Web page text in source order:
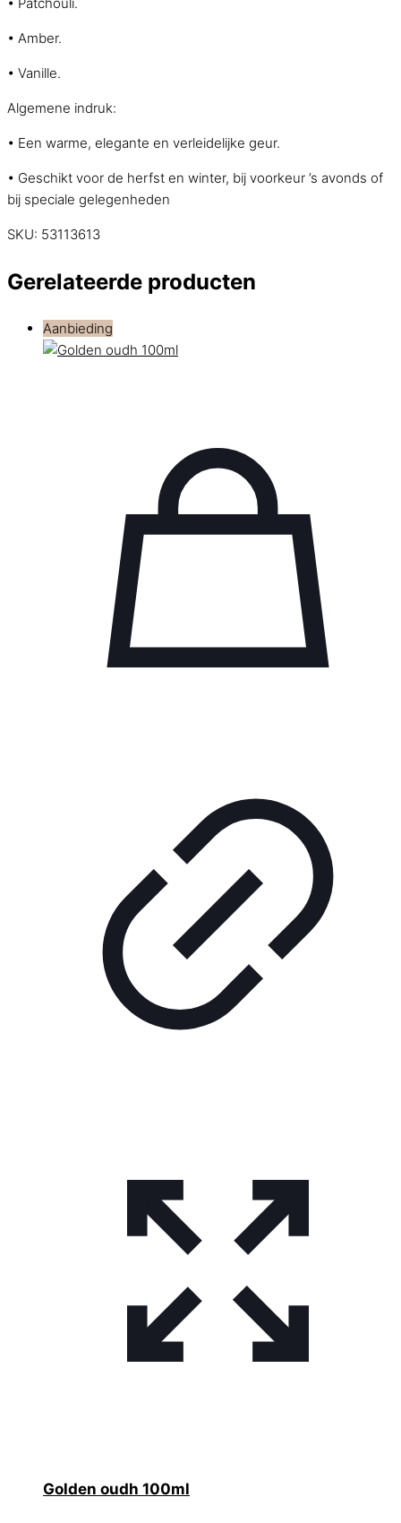
• Amber.
• Vanille.
Algemene indruk:
• Een warme, elegante en verleidelijke geur.
• Geschikt voor de herfst en winter, bij voorkeur ’s avonds of
bij speciale gelegenheden
SKU: 53113613
Gerelateerde producten
Aanbieding
Golden oudh 100ml